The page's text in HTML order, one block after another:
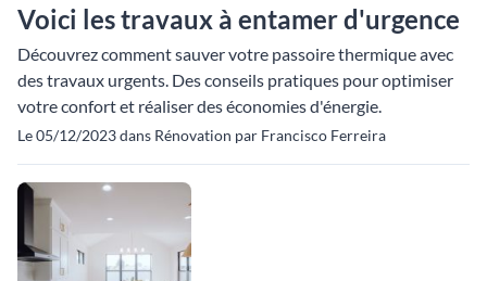
Voici les travaux à entamer d'urgence
Découvrez comment sauver votre passoire thermique avec
des travaux urgents. Des conseils pratiques pour optimiser
votre confort et réaliser des économies d'énergie.
Le 05/12/2023 dans Rénovation par Francisco Ferreira